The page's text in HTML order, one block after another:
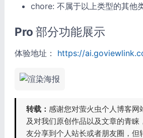
chore: 不属于以上类型的其他
Pro 部分功能展示
体验地址： https://
转载： 感谢您对萤火虫个人博客网
及对我们原创作品以及文章的青睐
友分享到个人站长或者朋友圈，但